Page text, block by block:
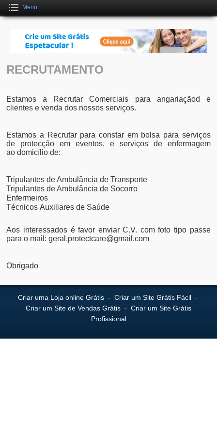
Menu
RECRUTAMENTO
Estamos a Recrutar Comerciais para angariaçãod e
clientes e venda dos nossos serviços.
Estamos a Recrutar para constar em bolsa para serviços
de protecção em eventos, e serviços de enfermagem
ao domicílio de:
Tripulantes de Ambulância de Transporte
Tripulantes de Ambulância de Socorro
Enfermeiros
Técnicos Auxiliares de Saúde
Aos interessados é favor enviar C.V. com foto tipo passe
para o mail: geral.protectcare@gmail.com
Obrigado
Criar uma Loja online Grátis- Criar um Site Grátis Fácil-
Criar um Site de Vendas Grátis - Criar um Site Grátis
Profissional
Crie um Site Grátis Fantástico